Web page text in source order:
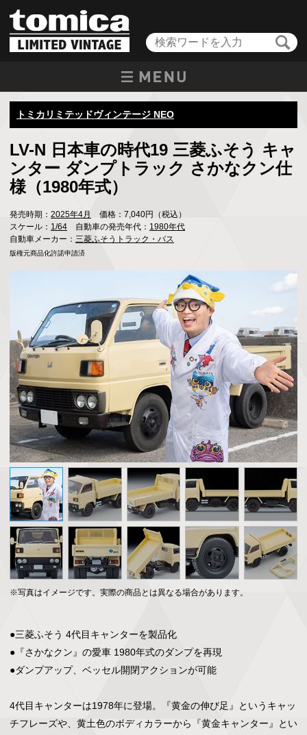
トミカリミテッドヴィンテージ NEO
LV-N 日本車の時代19 三菱ふそう キャ
ンター ダンプトラック さかなクン仕
様（1980年式）
発売時期： 2025年4月
価格：7,040円（税込）
スケール： 1/64 自動車の発売年代： 1980年代
自動車メーカー： 三菱ふそうトラック・バス
版権元商品化許諾申請済
※写真はイメージです。実際の商品とは異なる場合があります。
●三菱ふそう 4代目キャンターを製品化
●『さかなクン』の愛車 1980年式のダンプを再現
●ダンプアップ、ベッセル開閉アクションが可能
4代目キャンターは1978年に登場。『黄金の伸び足』というキャッ
チフレーズや、黄土色のボディカラーから『黄金キャンター』とい